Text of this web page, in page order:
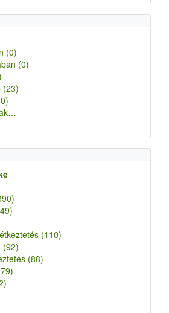
(0)
(0)
(23)
(110)
(92)
(88)